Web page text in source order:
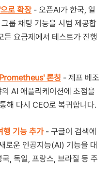
로 확장 - 오픈AI가 한국, 일
룹 채팅 기능을 시범 제공합
요금제에서 테스트가 진행
론칭 - 제프 베조
AI 애플리케이션에 초점을
다시 CEO로 복귀합니다.
행 기능 추가- 구글이 검색에
로운 인공지능(AI) 기능을 대
, 독일, 프랑스, 브라질 등 주